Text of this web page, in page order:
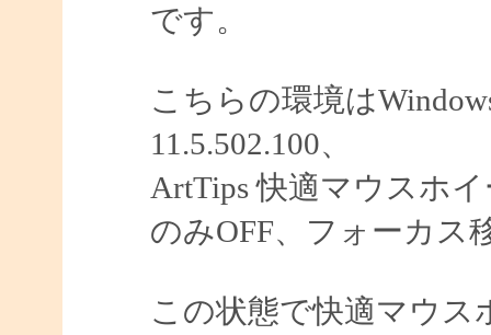
です。
こちらの環境は
11.5.502.100、
ArtTips 快適マウスホ
のみOFF、フォーカス
この状態で快適マウス